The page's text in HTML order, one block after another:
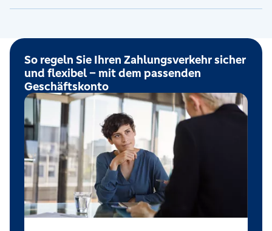
So regeln Sie Ihren Zahlungsverkehr sicher
und flexibel – mit dem passenden
Geschäftskonto